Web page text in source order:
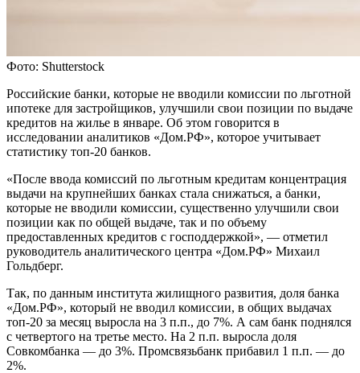
Фото: Shutterstock
Российские банки, которые не вводили комиссии по льготной
ипотеке для застройщиков, улучшили свои позиции по выдаче
кредитов на жилье в январе. Об этом говорится в
исследовании аналитиков «Дом.РФ», которое учитывает
статистику топ-20 банков.
«После ввода комиссий по льготным кредитам концентрация
выдачи на крупнейших банках стала снижаться, а банки,
которые не вводили комиссии, существенно улучшили свои
позиции как по общей выдаче, так и по объему
предоставленных кредитов с господдержкой», — отметил
руководитель аналитического центра «Дом.РФ» Михаил
Гольдберг.
Так, по данным института жилищного развития, доля банка
«Дом.РФ», который не вводил комиссии, в общих выдачах
топ-20 за месяц выросла на 3 п.п., до 7%. А сам банк поднялся
с четвертого на третье место. На 2 п.п. выросла доля
Совкомбанка — до 3%. Промсвязьбанк прибавил 1 п.п. — до
2%.